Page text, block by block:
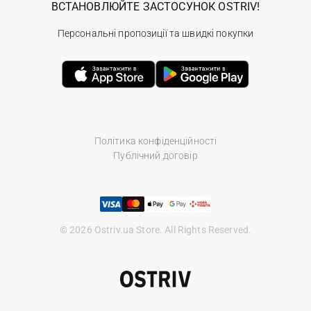
Політика конфіденційності
Публічний договір
© 2026 Ostriv.ua Store. All Rights Reserved.
ВСТАНОВЛЮЙТЕ ЗАСТОСУНОК OSTRIV!
Персональні пропозиції та швидкі покупки